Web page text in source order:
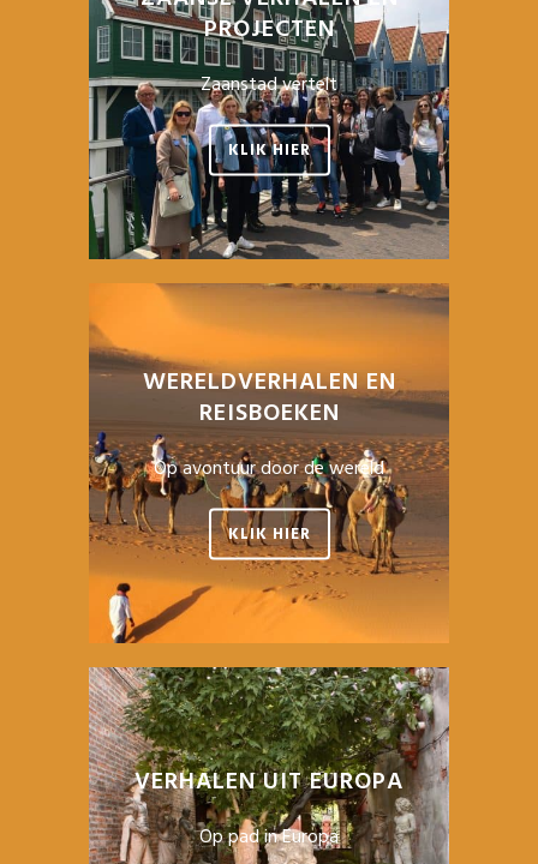
PROJECTEN
Zaanstad vertelt
KLIK HIER
WERELDVERHALEN EN
REISBOEKEN
Op avontuur door de wereld
KLIK HIER
VERHALEN UIT EUROPA
Op pad in Europa